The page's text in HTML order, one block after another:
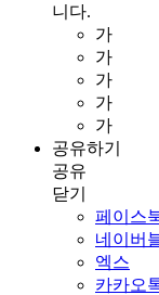
니다.
가
가
가
가
가
공유하기
공유
닫기
페이스
네이버
엑스
카카오